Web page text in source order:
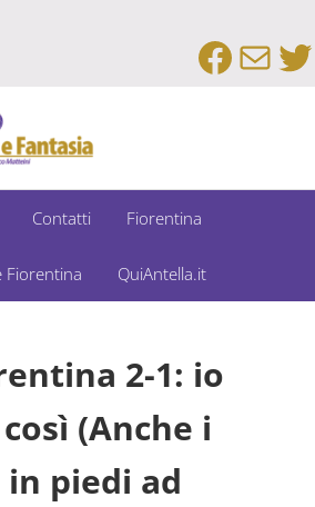
Contatti Fiorentina
Fiorentina QuiAntella.it
2-1: io
(Anche i
piedi ad